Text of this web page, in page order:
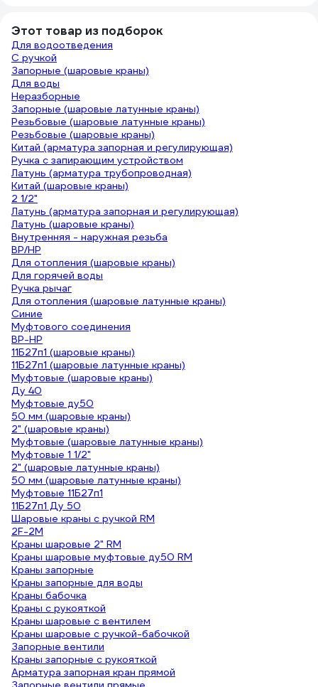
Этот товар из подборок
Для водоотведения
С ручкой
Запорные (шаровые краны)
Для воды
Неразборные
Запорные (шаровые латунные краны)
Резьбовые (шаровые латунные краны)
Резьбовые (шаровые краны)
Китай (арматура запорная и регулирующая)
Ручка с запирающим устройством
Латунь (арматура трубопроводная)
Китай (шаровые краны)
2 1/2"
Латунь (арматура запорная и регулирующая)
Латунь (шаровые краны)
Внутренняя - наружная резьба
ВР/НР
Для отопления (шаровые краны)
Для горячей воды
Ручка рычаг
Для отопления (шаровые латунные краны)
Синие
Муфтового соединения
ВР-НР
11Б27п1 (шаровые краны)
11Б27п1 (шаровые латунные краны)
Муфтовые (шаровые краны)
Ду 40
Муфтовые ду50
50 мм (шаровые краны)
2" (шаровые краны)
Муфтовые (шаровые латунные краны)
Муфтовые 1 1/2"
2" (шаровые латунные краны)
50 мм (шаровые латунные краны)
Муфтовые 11Б27п1
11Б27п1 Ду 50
Шаровые краны с ручкой RM
2F-2M
Краны шаровые 2" RM
Краны шаровые муфтовые ду50 RM
Краны запорные
Краны запорные для воды
Краны бабочка
Краны с рукояткой
Краны шаровые с вентилем
Краны шаровые с ручкой-бабочкой
Запорные вентили
Краны запорные с рукояткой
Арматура запорная кран прямой